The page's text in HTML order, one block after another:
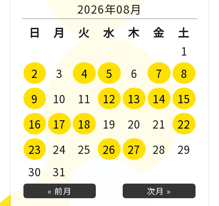
2026年08月
日
月 火 水 木 金 土
« 前月 次月 »
1
2
3 4 5 6 7
8
9
10 11 12 13 14
15
16
17 18 19 20 21
22
23
24 25 26 27 28
29
30
31